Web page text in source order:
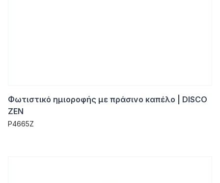
Φωτιστικό ημιοροφής με πράσινο καπέλο | DISCO
ZEN
P4665Z